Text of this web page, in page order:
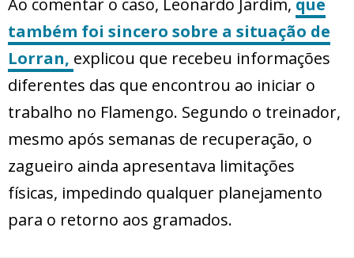
Ao comentar o caso, Leonardo Jardim, que
também foi sincero sobre a situação de
Lorran, explicou que recebeu informações
diferentes das que encontrou ao iniciar o
trabalho no Flamengo. Segundo o treinador,
mesmo após semanas de recuperação, o
zagueiro ainda apresentava limitações
físicas, impedindo qualquer planejamento
para o retorno aos gramados.